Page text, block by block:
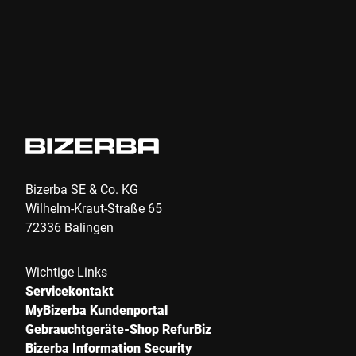
Bizerba SE & Co. KG
Wilhelm-Kraut-Straße 65
72336 Balingen
Wichtige Links
Servicekontakt
MyBizerba Kundenportal
Gebrauchtgeräte-Shop RefurBiz
Bizerba Information Security